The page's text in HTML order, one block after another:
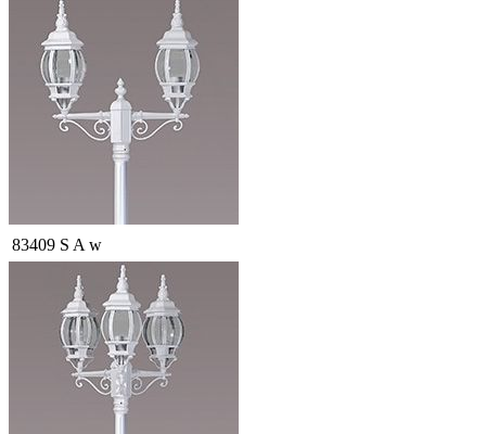
83409 S A w